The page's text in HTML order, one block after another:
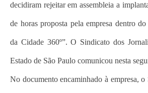
decidiram rejeitar em assembleia a
de horas proposta pela empresa dentro
da Cidade 360º”. O Sindicato dos
Estado de São Paulo comunicou nesta
No documento encaminhado à empresa,